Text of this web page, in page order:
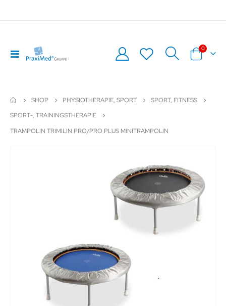
Navigation
umschalten
Warenkorb
0Artikel
SHOP PHYSIOTHERAPIE, SPORT
SPORT, FITNESS
SPORT-, TRAININGSTHERAPIE
TRAMPOLIN TRIMILIN PRO/PRO PLUS MINITRAMPOLIN